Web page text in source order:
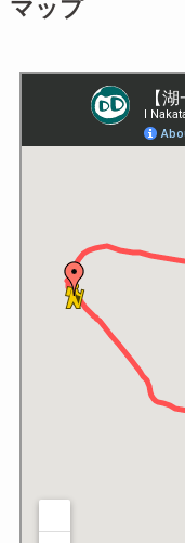
マップ